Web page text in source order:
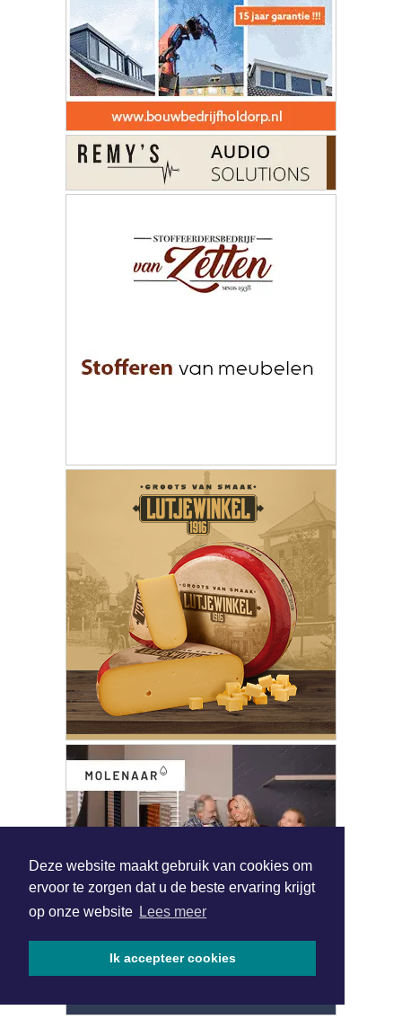
Deze website maakt gebruik van cookies om
ervoor te zorgen dat u de beste ervaring krijgt
op onze website Lees meer
Ik accepteer cookies
ONZEPARTNERS